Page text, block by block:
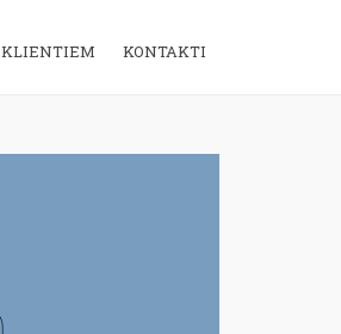
KLIENTIEM KONTAKTI